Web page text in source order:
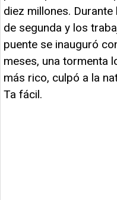
diez millones.
de segunda y los
puente se inauguró
meses, una tormenta
más rico, culpó a la
Ta fácil.